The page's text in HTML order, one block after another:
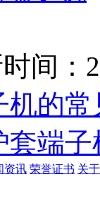
间：
机的
套端
资讯 荣誉证书 关